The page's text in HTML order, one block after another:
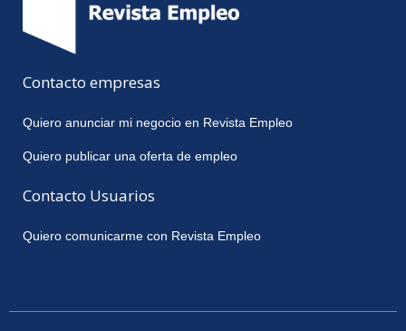
Contacto empresas
Quiero anunciar mi negocio en Revista Empleo
Quiero publicar una oferta de empleo
Contacto Usuarios
Quiero comunicarme con Revista Empleo